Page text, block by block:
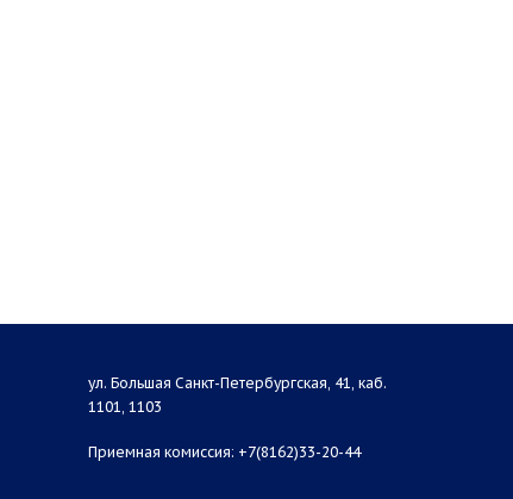
ул. Большая Санкт-Петербургская, 41, каб.
1101, 1103
Приемная комиссия: +7(8162)33-20-44